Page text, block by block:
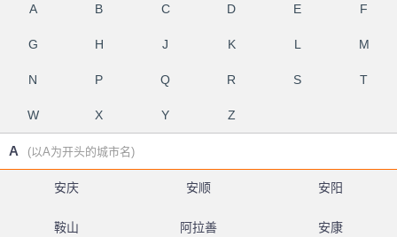
A B C D E F
G H J K L M
N P Q R S T
W X Y Z
A (以A为开头的城市名)
安庆 安顺 安阳
鞍山 阿拉善 安康